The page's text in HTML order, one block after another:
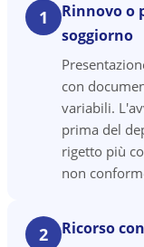
1
Rinnovo o
soggiorno
con
variabili.
prima del
rigetto più
non
2 Ricorso